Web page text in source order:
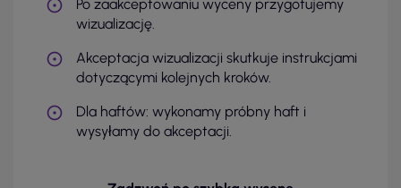
Po zaakceptowaniu wyceny przygotujemy
wizualizację.
Akceptacja wizualizacji skutkuje instrukcjami
dotyczącymi kolejnych kroków.
Dla haftów: wykonamy próbny haft i
wysyłamy do akceptacji.